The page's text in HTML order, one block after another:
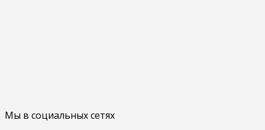
Мы в социальных сетях